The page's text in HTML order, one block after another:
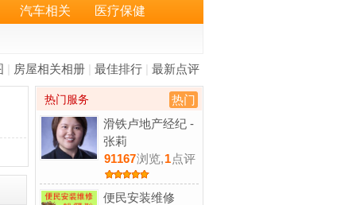
汽车相关 医疗保健
房屋相关相册 最佳排行 最新点评
热门
热门服务
滑铁卢地产经纪 -
张莉
91167浏览,1点评
便民安装维修